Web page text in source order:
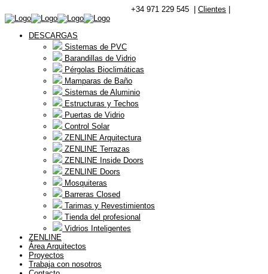
+34 971 229 545 | Clientes
DESCARGAS
Sistemas de PVC
Barandillas de Vidrio
Pérgolas Bioclimáticas
Mamparas de Baño
Sistemas de Aluminio
Estructuras y Techos
Puertas de Vidrio
Control Solar
ZENLINE Arquitectura
ZENLINE Terrazas
ZENLINE Inside Doors
ZENLINE Doors
Mosquiteras
Barreras Closed
Tarimas y Revestimientos
Tienda del profesional
Vidrios Inteligentes
ZENLINE
Área Arquitectos
Proyectos
Trabaja con nosotros